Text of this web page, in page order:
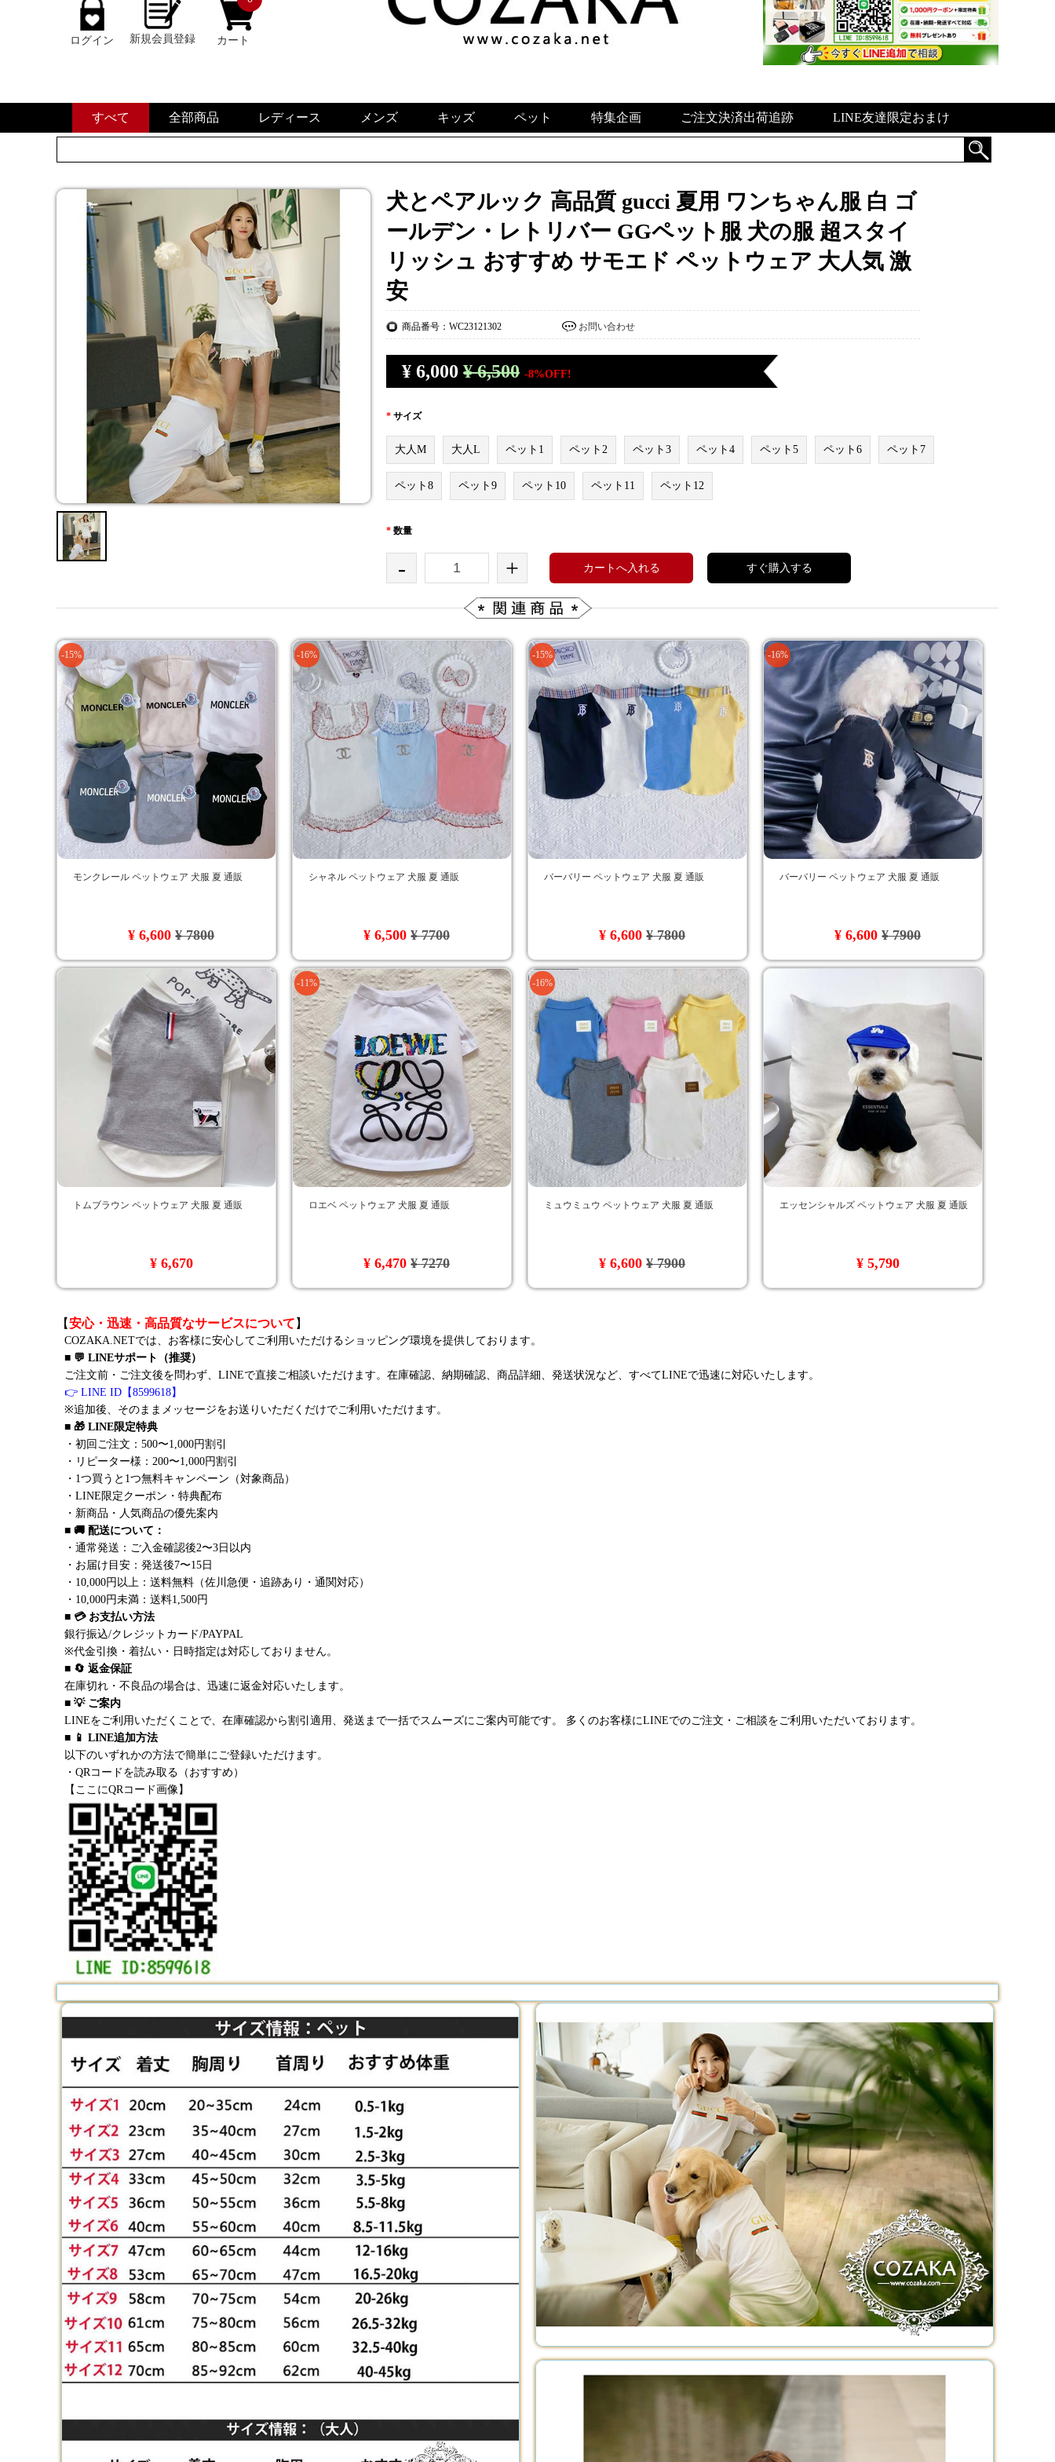
ログイン 新規会員登録 カート
すべて 全部商品 レディース メンズ キッズ ペット 特集企画 ご注文決済出荷追跡 LINE友達限定おまけ
犬とペアルック 高品質 gucci 夏用 ワンちゃん服 白 ゴ
ールデン・レトリバー GGペット服 犬の服 超スタイ
リッシュ おすすめ サモエド ペットウェア 大人気 激
安
商品番号：WC23121302 お問い合わせ
¥ 6,000 ¥ 6,500 -8%OFF!
* サイズ
大人M 大人L ペット1 ペット2 ペット3 ペット4 ペット5 ペット6 ペット7
ペット8 ペット9 ペット10 ペット11 ペット12
* 数量
- + カートへ入れる すぐ購入する
-15%
モンクレール ペットウェア 犬服 夏 通販
¥ 6,600¥ 7800
-16%
シャネル ペットウェア 犬服 夏 通販
¥ 6,500¥ 7700
-15%
バーバリー ペットウェア 犬服 夏 通販
¥ 6,600¥ 7800
-16%
バーバリー ペットウェア 犬服 夏 通販
¥ 6,600¥ 7900
トムブラウン ペットウェア 犬服 夏 通販
¥ 6,670
-11%
ロエベ ペットウェア 犬服 夏 通販
¥ 6,470¥ 7270
-16%
ミュウミュウ ペットウェア 犬服 夏 通販
¥ 6,600¥ 7900
エッセンシャルズ ペットウェア 犬服 夏 通販
¥ 5,790
【安心・迅速・高品質なサービスについて 】
COZAKA.NETでは、お客様に安心してご利用いただけるショッピング環境を提供しております。
■ 💬 LINEサポート（推奨）
ご注文前・ご注文後を問わず、LINEで直接ご相談いただけます。在庫確認、納期確認、商品詳細、発送状況など、すべてLINEで迅速に対応いたします。
👉 LINE ID【8599618】
※追加後、そのままメッセージをお送りいただくだけでご利用いただけます。
■ 🎁 LINE限定特典
・初回ご注文：500〜1,000円割引
・リピーター様：200〜1,000円割引
・1つ買うと1つ無料キャンペーン（対象商品）
・LINE限定クーポン・特典配布
・新商品・人気商品の優先案内
■ 🚚 配送について：
・通常発送：ご入金確認後2〜3日以内
・お届け目安：発送後7〜15日
・10,000円以上：送料無料（佐川急便・追跡あり・通関対応）
・10,000円未満：送料1,500円
■ 💳 お支払い方法
銀行振込/クレジットカード/PAYPAL
※代金引換・着払い・日時指定は対応しておりません。
■ 🔄 返金保証
在庫切れ・不良品の場合は、迅速に返金対応いたします。
■ 💡 ご案内
LINEをご利用いただくことで、在庫確認から割引適用、発送まで一括でスムーズにご案内可能です。 多くのお客様にLINEでのご注文・ご相談をご利用いただいております。
■ 📱 LINE追加方法
以下のいずれかの方法で簡単にご登録いただけます。
・QRコードを読み取る（おすすめ）
【ここにQRコード画像】